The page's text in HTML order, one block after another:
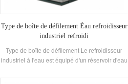
restaurant, centre commercial, bureau et autres
climatisation Systèmes.
Type de boîte de défilement Éau refroidisseur
industriel refroidi
Type de boîte de défilement Le refroidisseur
industriel à l'eau est équipé d'un réservoir d'eau
capacité de refroidissement, avec des